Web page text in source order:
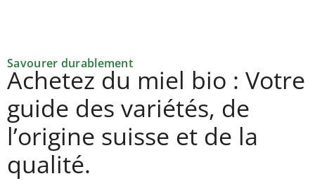
Savourer durablement
Achetez du miel bio : Votre
guide des variétés, de
l’origine suisse et de la
qualité.